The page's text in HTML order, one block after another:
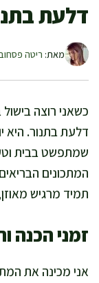
דלעת
מאת: ריטה
כשאני רוצה
דלעת בתנור. היא
שמתפשט בבית
המתכונים
תמיד מרגיש
זמני הכנה